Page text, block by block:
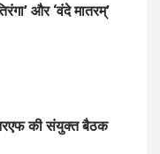
और ‘वंदे मातरम्’
की संयुक्त बैठक